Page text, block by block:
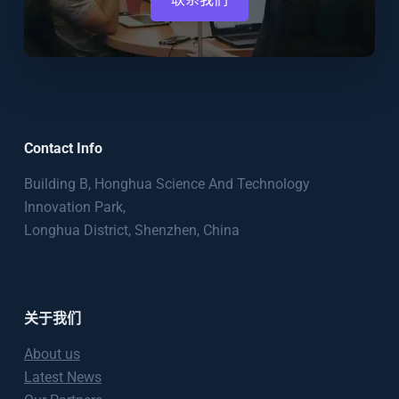
Contact Info
Building B, Honghua Science And Technology
Innovation Park,
Longhua District, Shenzhen, China
关于我们
About us
Latest News